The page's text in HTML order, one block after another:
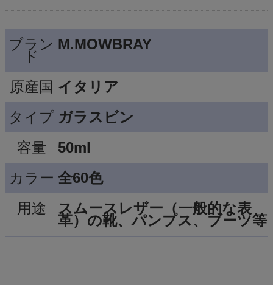
ブラン
ド
M.MOWBRAY
原産国 イタリア
タイプ ガラスビン
容量
50ml
カラー 全60色
用途
スムースレザー（一般的な表
革）の靴、パンプス、ブーツ等